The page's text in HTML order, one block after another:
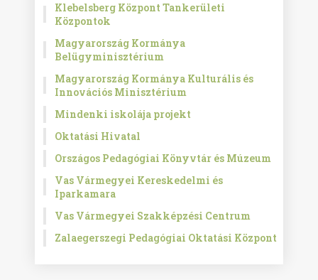
Klebelsberg Központ Tankerületi
Központok
Magyarország Kormánya
Belügyminisztérium
Magyarország Kormánya Kulturális és
Innovációs Minisztérium
Mindenki iskolája projekt
Oktatási Hivatal
Országos Pedagógiai Könyvtár és Múzeum
Vas Vármegyei Kereskedelmi és
Iparkamara
Vas Vármegyei Szakképzési Centrum
Zalaegerszegi Pedagógiai Oktatási Központ